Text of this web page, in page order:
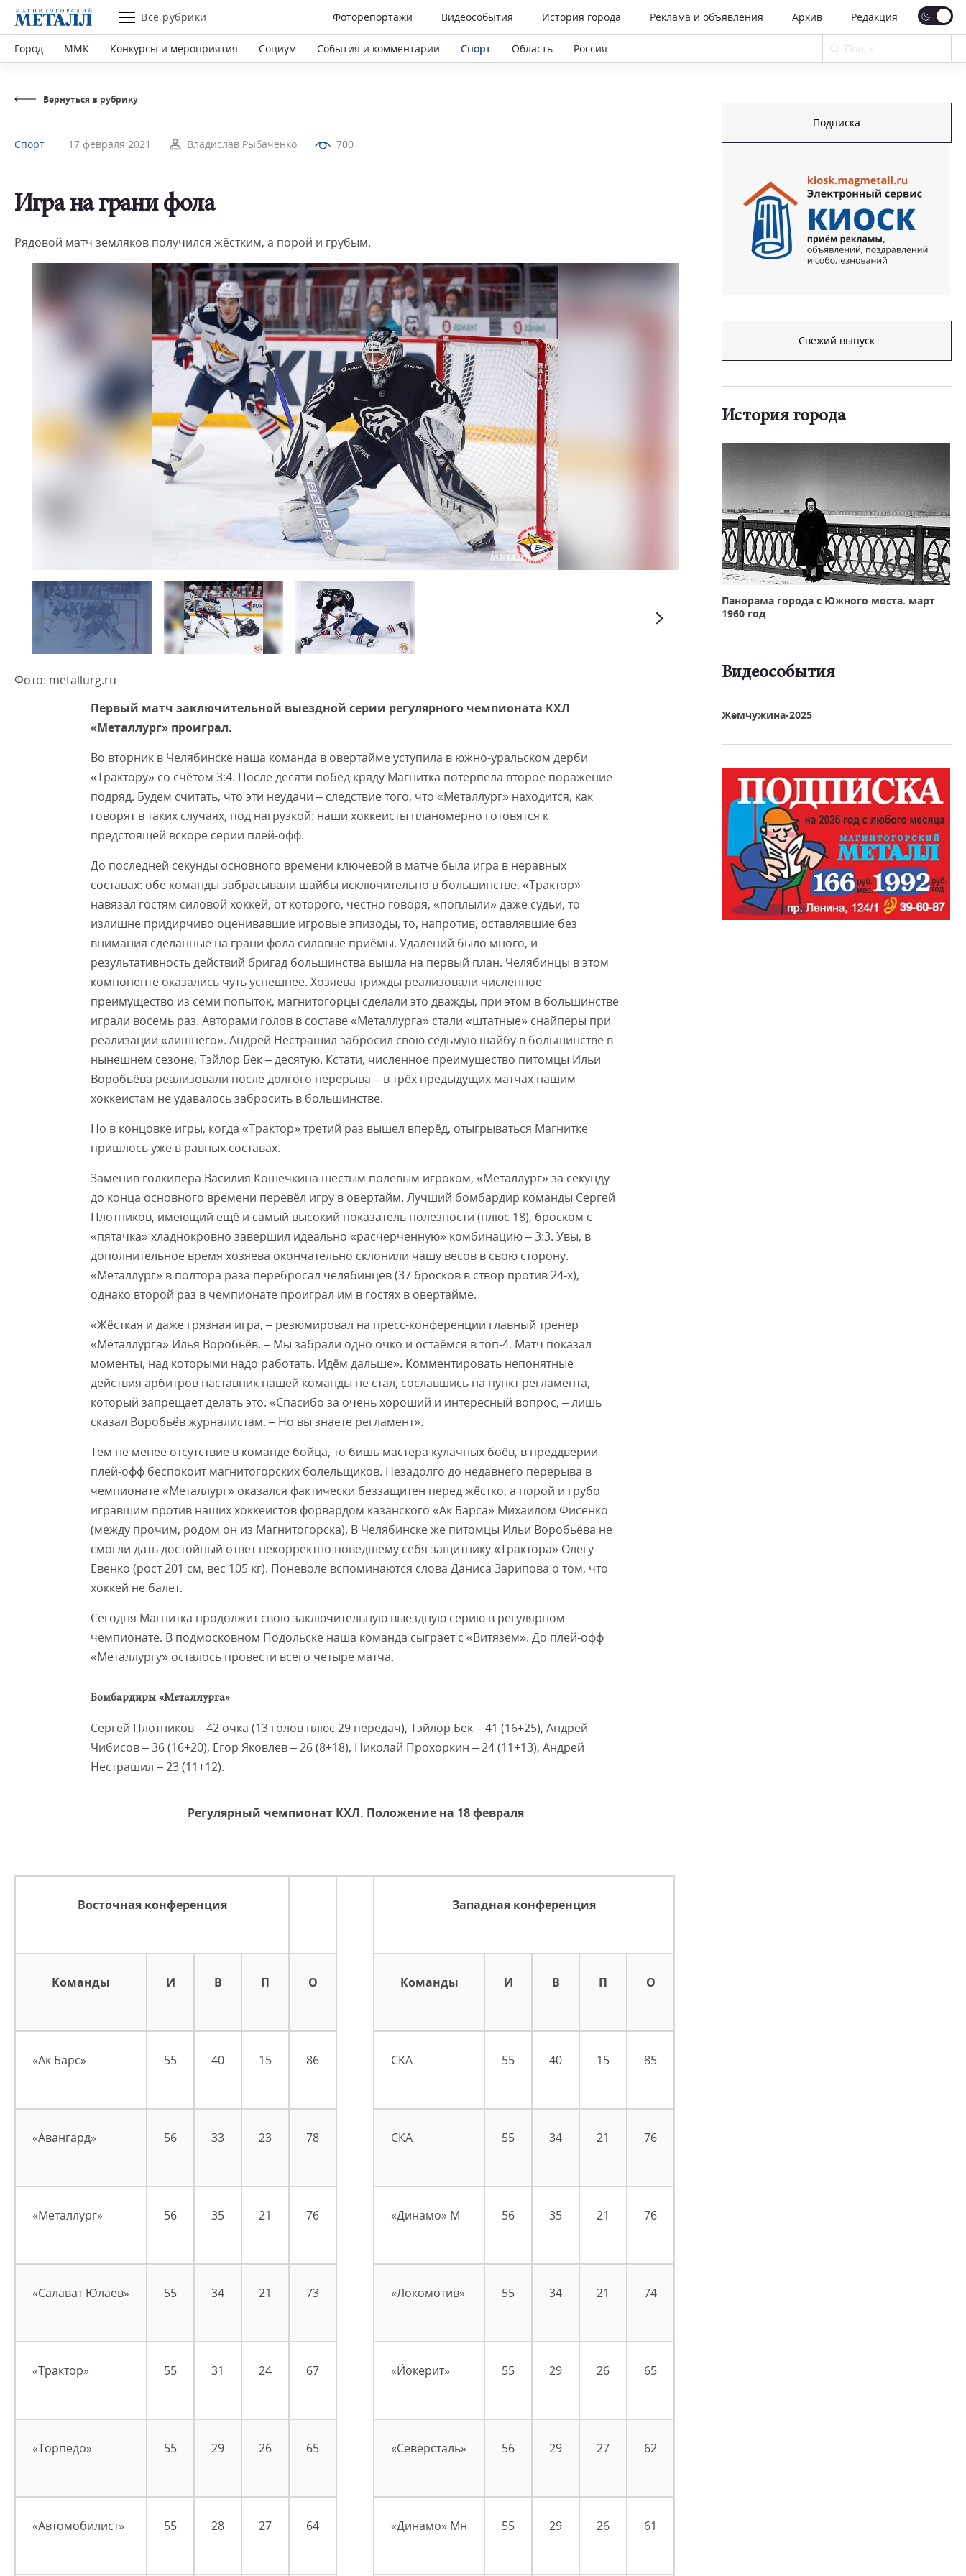
Все рубрики Фоторепортажи Видеособытия История города Реклама и объявления Архив Редакция
Город ММК Конкурсы и мероприятия Социум События и комментарии Спорт Область Россия
Вернуться в рубрику
Спорт 17 февраля 2021 Владислав Рыбаченко 700
Игра на грани фола
Рядовой матч земляков получился жёстким, а порой и грубым.
Фото: metallurg.ru
Первый матч заключительной выездной серии регулярного чемпионата КХЛ
«Металлург» проиграл.
Во вторник в Челябинске наша команда в овертайме уступила в южно-уральском дерби
«Трактору» со счётом 3:4. После десяти побед кряду Магнитка потерпела второе поражение
подряд. Будем считать, что эти неудачи – следствие того, что «Металлург» находится, как
говорят в таких случаях, под нагрузкой: наши хоккеисты планомерно готовятся к
предстоящей вскоре серии плей-офф.
До последней секунды основного времени ключевой в матче была игра в неравных
составах: обе команды забрасывали шайбы исключительно в большинстве. «Трактор»
навязал гостям силовой хоккей, от которого, честно говоря, «поплыли» даже судьи, то
излишне придирчиво оценивавшие игровые эпизоды, то, напротив, оставлявшие без
внимания сделанные на грани фола силовые приёмы. Удалений было много, и
результативность действий бригад большинства вышла на первый план. Челябинцы в этом
компоненте оказались чуть успешнее. Хозяева трижды реализовали численное
преимущество из семи попыток, магнитогорцы сделали это дважды, при этом в большинстве
играли восемь раз. Авторами голов в составе «Металлурга» стали «штатные» снайперы при
реализации «лишнего». Андрей Нестрашил забросил свою седьмую шайбу в большинстве в
нынешнем сезоне, Тэйлор Бек – десятую. Кстати, численное преимущество питомцы Ильи
Воробьёва реализовали после долгого перерыва – в трёх предыдущих матчах нашим
хоккеистам не удавалось забросить в большинстве.
Но в концовке игры, когда «Трактор» третий раз вышел вперёд, отыгрываться Магнитке
пришлось уже в равных составах.
Заменив голкипера Василия Кошечкина шестым полевым игроком, «Металлург» за секунду
до конца основного времени перевёл игру в овертайм. Лучший бомбардир команды Сергей
Плотников, имеющий ещё и самый высокий показатель полезности (плюс 18), броском с
«пятачка» хладнокровно завершил идеально «расчерченную» комбинацию – 3:3. Увы, в
дополнительное время хозяева окончательно склонили чашу весов в свою сторону.
«Металлург» в полтора раза перебросал челябинцев (37 бросков в створ против 24-х),
однако второй раз в чемпионате проиграл им в гостях в овертайме.
«Жёсткая и даже грязная игра, – резюмировал на пресс-конференции главный тренер
«Металлурга» Илья Воробьёв. – Мы забрали одно очко и остаёмся в топ-4. Матч показал
моменты, над которыми надо работать. Идём дальше». Комментировать непонятные
действия арбитров наставник нашей команды не стал, сославшись на пункт регламента,
который запрещает делать это. «Спасибо за очень хороший и интересный вопрос, – лишь
сказал Воробьёв журналистам. – Но вы знаете регламент».
Тем не менее отсутствие в команде бойца, то бишь мастера кулачных боёв, в преддверии
плей-офф беспокоит магнитогорских болельщиков. Незадолго до недавнего перерыва в
чемпионате «Металлург» оказался фактически беззащитен перед жёстко, а порой и грубо
игравшим против наших хоккеистов форвардом казанского «Ак Барса» Михаилом Фисенко
(между прочим, родом он из Магнитогорска). В Челябинске же питомцы Ильи Воробьёва не
смогли дать достойный ответ некорректно поведшему себя защитнику «Трактора» Олегу
Евенко (рост 201 см, вес 105 кг). Поневоле вспоминаются слова Даниса Зарипова о том, что
хоккей не балет.
Сегодня Магнитка продолжит свою заключительную выездную серию в регулярном
чемпионате. В подмосковном Подольске наша команда сыграет с «Витязем». До плей-офф
«Металлургу» осталось провести всего четыре матча.
Бомбардиры «Металлурга»
Сергей Плотников – 42 очка (13 голов плюс 29 передач), Тэйлор Бек – 41 (16+25), Андрей
Чибисов – 36 (16+20), Егор Яковлев – 26 (8+18), Николай Прохоркин – 24 (11+13), Андрей
Нестрашил – 23 (11+12).
Регулярный чемпионат КХЛ. Положение на 18 февраля
Восточная конференция Западная конференция
Команды И В П О Команды И В П О
«Ак Барс» 55 40 15 86 СКА 55 40 15 85
«Авангард» 56 33 23 78 СКА 55 34 21 76
«Металлург» 56 35 21 76 «Динамо» М 56 35 21 76
«Салават Юлаев» 55 34 21 73 «Локомотив» 55 34 21 74
«Трактор» 55 31 24 67 «Йокерит» 55 29 26 65
«Торпедо» 55 29 26 65 «Северсталь» 56 29 27 62
«Автомобилист» 55 28 27 64 «Динамо» Мн 55 29 26 61
Подписка
Свежий выпуск
История города
Панорама города с Южного моста. март
1960 год
Видеособытия
Жемчужина-2025